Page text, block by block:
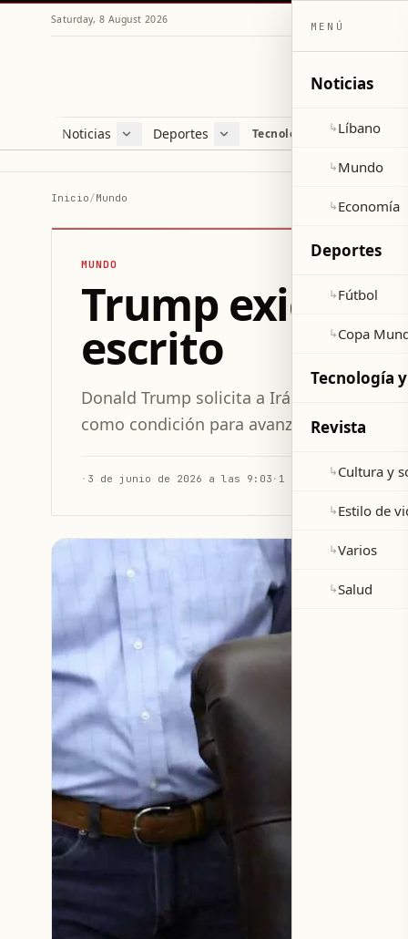
Saturday, 8 August 2026
Noticias
Líbano
Deportes
Fútbol
Tecnología y ciencia
Inicio/Mundo
MUNDO
Trump exige a
escrito
Donald Trump solicita a Irán
como condición para avanzar en las
· 3 de junio de 2026 a las 9:03 · 1 min de lectura
MENÚ
Noticias
↳Líbano
↳Mundo
↳Economía
Deportes
↳Fútbol
↳Copa
Tecnología y
Revista
↳Cultura y
↳Estilo de
↳Varios
↳Salud